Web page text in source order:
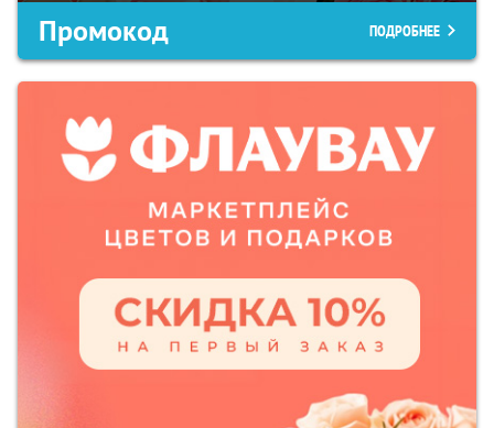
Промокод ПОДРОБНЕЕ